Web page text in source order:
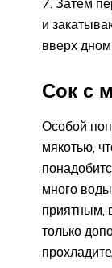
Затем
и
вверх
Сок с
Особой
мякотью,
много
приятным,
только